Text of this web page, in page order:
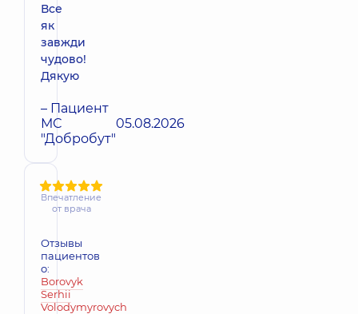
Все
як
завжди
чудово!
Дякую
– Пациент
МС
"Добробут"
05.08.2026
Впечатление
от врача
Отзывы
пациентов
о:
Borovyk
Serhii
Volodymyrovych